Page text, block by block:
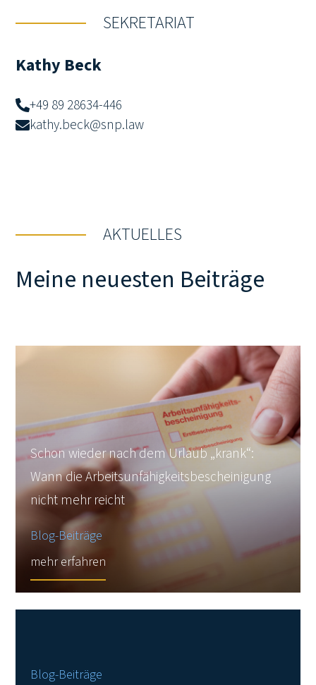
SEKRETARIAT
Kathy Beck
+49 89 28634-446
kathy.beck@snp.law
AKTUELLES
Meine neuesten Beiträge
Schon wieder nach dem Urlaub „krank“:
Wann die Arbeitsunfähigkeitsbescheinigung
nicht mehr reicht
Blog-Beiträge
mehr erfahren
Blog-Beiträge